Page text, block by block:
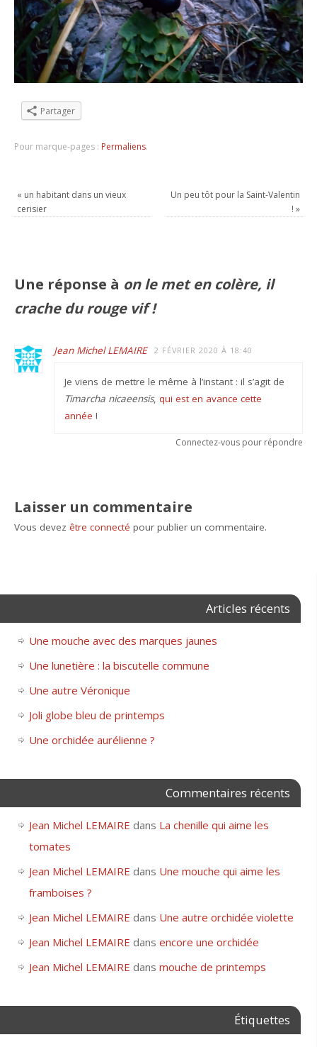
Partager
Pour marque-pages : Permaliens.
« un habitant dans un vieux
cerisier
Un peu tôt pour la Saint-Valentin
! »
Une réponse à on le met en colère, il
crache du rouge vif !
Jean Michel LEMAIRE 2 FÉVRIER 2020 À 18:40
Je viens de mettre le même à l’instant : il s’agit de
Timarcha nicaeensis, qui est en avance cette
année !
Connectez-vous pour répondre
Laisser un commentaire
Vous devezêtre connecté pour publier un commentaire.
Articles récents
Une mouche avec des marques jaunes
Une lunetière : la biscutelle commune
Une autre Véronique
Joli globe bleu de printemps
Une orchidée aurélienne ?
Commentaires récents
Jean Michel LEMAIRE dans La chenille qui aime les
tomates
Jean Michel LEMAIRE dans Une mouche qui aime les
framboises ?
Jean Michel LEMAIRE dans Une autre orchidée violette
Jean Michel LEMAIRE dans encore une orchidée
Jean Michel LEMAIRE dans mouche de printemps
Étiquettes